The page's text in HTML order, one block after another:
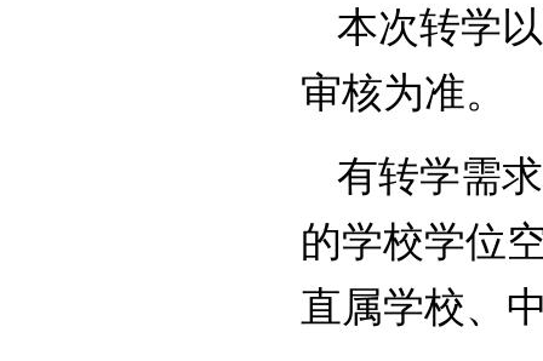
本次转学
审核为准。
有转学需
的学校学位
直属学校、